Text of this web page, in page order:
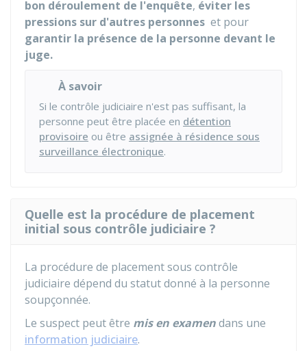
bon déroulement de l'enquête, éviter les
pressions sur d'autres personnes et pour
garantir la présence de la personne devant le
juge.
À savoir
Si le contrôle judiciaire n'est pas suffisant, la
personne peut être placée en détention
provisoire ou être assignée à résidence sous
surveillance électronique.
Quelle est la procédure de placement
initial sous contrôle judiciaire ?
La procédure de placement sous contrôle
judiciaire dépend du statut donné à la personne
soupçonnée.
Le suspect peut être mis en examendans une
information judiciaire.